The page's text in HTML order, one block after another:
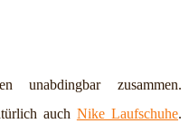
zusammen.
auch Nike Laufschuhe.